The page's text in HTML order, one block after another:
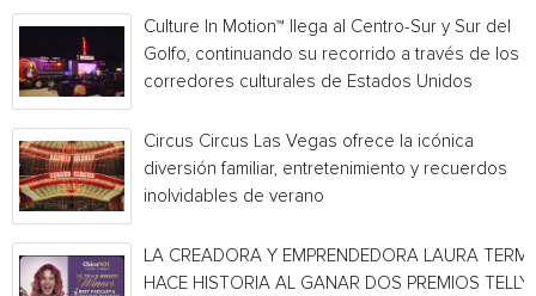
Culture In Motion™ llega al Centro-Sur y Sur del
Golfo, continuando su recorrido a través de los
corredores culturales de Estados Unidos
Circus Circus Las Vegas ofrece la icónica
diversión familiar, entretenimiento y recuerdos
inolvidables de verano
LA CREADORA Y EMPRENDEDORA LAURA
HACE HISTORIA AL GANAR DOS PREMIOS TELLY